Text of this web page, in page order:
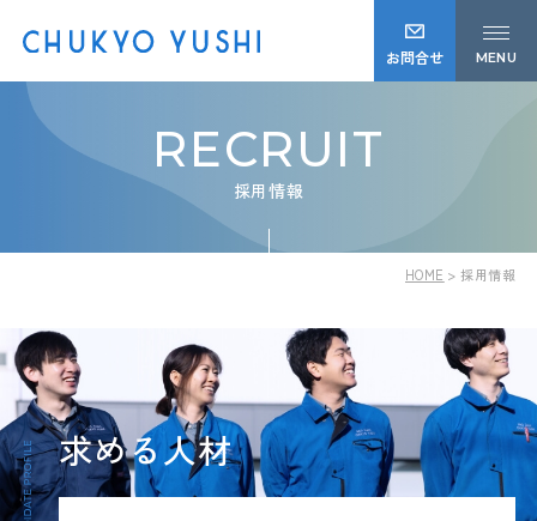
お問合せ MENU
RECRUIT
採用情報
HOME 採用情報
求める人材